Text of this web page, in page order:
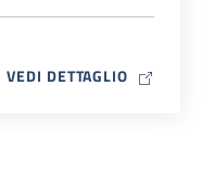
VEDI DETTAGLIO MAP ICON